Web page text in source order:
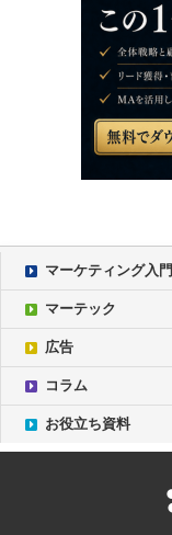
マーケティング入門
マーテック
広告
コラム
お役立ち資料